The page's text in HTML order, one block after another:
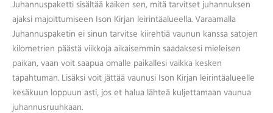
Juhannuspaketti sisältää kaiken sen, mitä tarvitset juhannuksen
ajaksi majoittumiseen Ison Kirjan leirintäalueella. Varaamalla
Juhannuspaketin ei sinun tarvitse kiirehtiä vaunun kanssa satojen
kilometrien päästä viikkoja aikaisemmin saadaksesi mieleisen
paikan, vaan voit saapua omalle paikallesi vaikka kesken
tapahtuman. Lisäksi voit jättää vaunusi Ison Kirjan leirintäalueelle
kesäkuun loppuun asti, jos et halua lähteä kuljettamaan vaunua
juhannusruuhkaan.